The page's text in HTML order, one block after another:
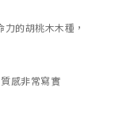
的胡桃木木種，
感非常寫實